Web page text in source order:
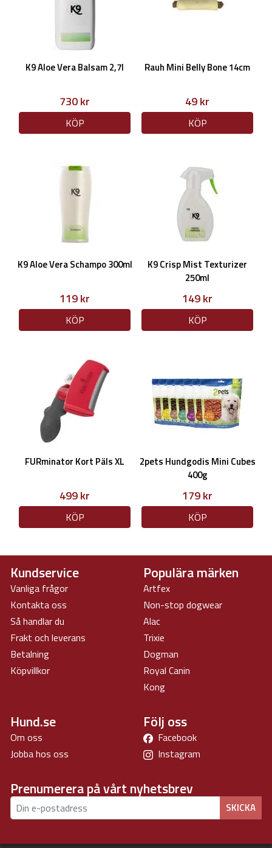
K9 Aloe Vera Balsam 2,7l
730 kr
KÖP
Rauh Mini Belly Bone 14cm
49 kr
KÖP
K9 Aloe Vera Schampo 300ml
119 kr
KÖP
K9 Crisp Mist Texturizer
250ml
149 kr
KÖP
FURminator Kort Päls XL
499 kr
KÖP
2pets Hundgodis Mini Cubes
400g
179 kr
KÖP
Kundservice
Vanliga frågor
Kontakta oss
Så handlar du
Frakt och leverans
Betalning
Köpvillkor
Populära märken
Artfex
Non-stop dogwear
Alac
Trixie
Dogman
Royal Canin
Kong
Hund.se
Om oss
Jobba hos oss
Följ oss
Facebook
Instagram
Prenumerera på vårt nyhetsbrev
SKICKA